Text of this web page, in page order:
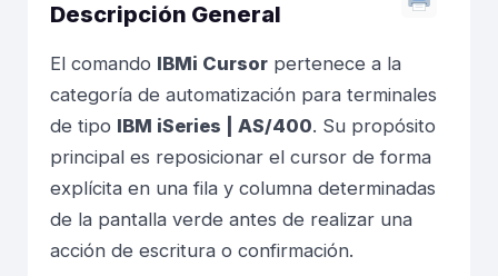
Descripción General
El comando IBMi Cursor pertenece a la
categoría de automatización para terminales
de tipo IBM iSeries | AS/400. Su propósito
principal es reposicionar el cursor de forma
explícita en una fila y columna determinadas
de la pantalla verde antes de realizar una
acción de escritura o confirmación.